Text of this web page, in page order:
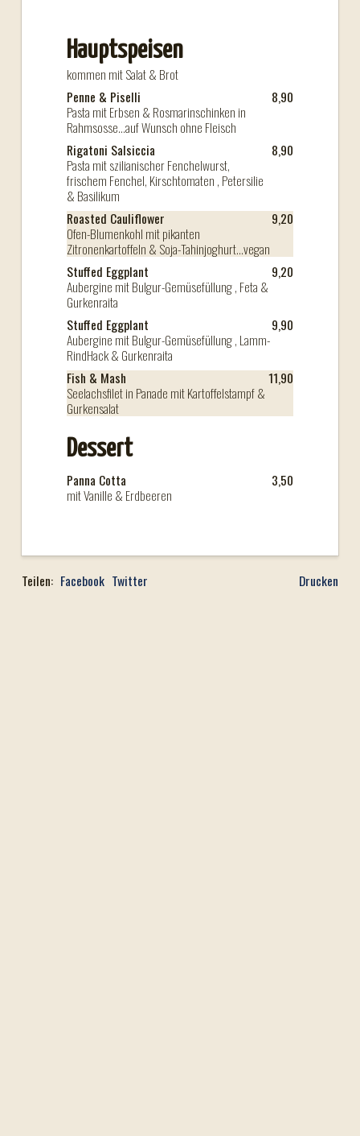
Hauptspeisen
kommen mit Salat & Brot
Penne & Piselli
Pasta mit Erbsen & Rosmarinschinken in
Rahmsosse...auf Wunsch ohne Fleisch
8,90
Rigatoni Salsiccia
Pasta mit szilianischer Fenchelwurst,
frischem Fenchel, Kirschtomaten , Petersilie
& Basilikum
8,90
Roasted Cauliflower
Ofen-Blumenkohl mit pikanten
Zitronenkartoffeln & Soja-Tahinjoghurt...vegan
9,20
Stuffed Eggplant
Aubergine mit Bulgur-Gemüsefüllung , Feta &
Gurkenraita
9,20
Stuffed Eggplant
Aubergine mit Bulgur-Gemüsefüllung , Lamm-
RindHack & Gurkenraita
9,90
Fish & Mash
Seelachsfilet in Panade mit Kartoffelstampf &
Gurkensalat
11,90
Dessert
Panna Cotta
mit Vanille & Erdbeeren
3,50
Teilen: Facebook Twitter Drucken